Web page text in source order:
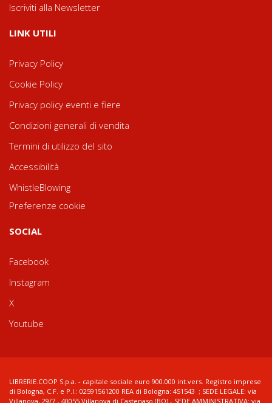
Iscriviti alla Newsletter
LINK UTILI
Privacy Policy
Cookie Policy
Privacy policy eventi e fiere
Condizioni generali di vendita
Termini di utilizzo del sito
Accessibilità
WhistleBlowing
Preferenze cookie
SOCIAL
Facebook
Instagram
X
Youtube
LIBRERIE.COOP S.p.a. - capitale sociale euro 900.000 int.vers. Registro imprese
di Bologna, C.F. e P.I.: 02591561200 REA di Bologna: 451543 ; SEDE LEGALE: via
Villanova, 29/7 - 40055 Villanova di Castenaso (BO) - SEDE AMMINISTRATIVA: via